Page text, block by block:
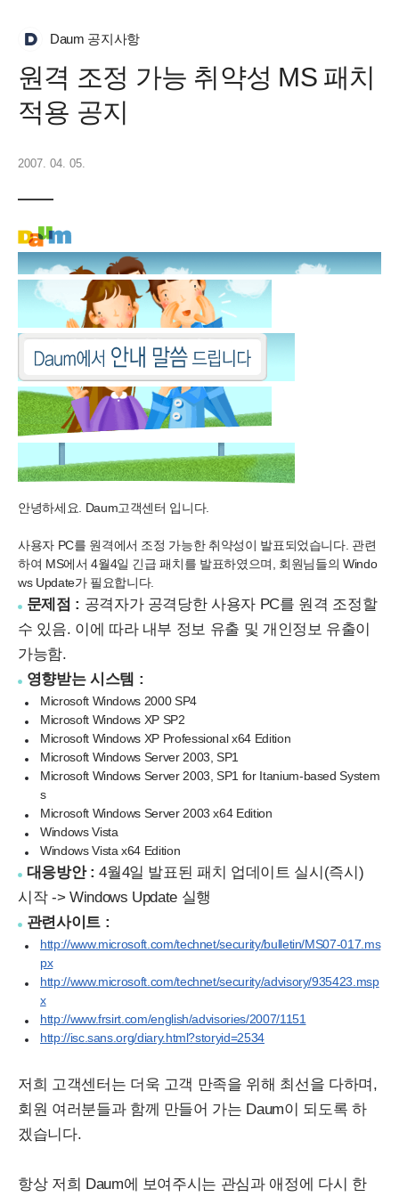
Daum 공지사항
원격 조정 가능 취약성 MS 패치
적용 공지
2007. 04. 05.
안녕하세요. Daum고객센터 입니다.
사용자 PC를 원격에서 조정 가능한 취약성이 발표되었습니다. 관련
하여 MS에서 4월4일 긴급 패치를 발표하였으며, 회원님들의 Windo
ws Update가 필요합니다.
문제점 : 공격자가 공격당한 사용자 PC를 원격 조정할
수 있음. 이에 따라 내부 정보 유출 및 개인정보 유출이
가능함.
영향받는 시스템 :
Microsoft Windows 2000 SP4
Microsoft Windows XP SP2
Microsoft Windows XP Professional x64 Edition
Microsoft Windows Server 2003, SP1
Microsoft Windows Server 2003, SP1 for Itanium-based System
s
Microsoft Windows Server 2003 x64 Edition
Windows Vista
Windows Vista x64 Edition
대응방안 : 4월4일 발표된 패치 업데이트 실시(즉시)
시작 -> Windows Update 실행
관련사이트 :
http://www.microsoft.com/technet/security/bulletin/MS07-017.ms
px
http://www.microsoft.com/technet/security/advisory/935423.msp
x
http://www.frsirt.com/english/advisories/2007/1151
http://isc.sans.org/diary.html?storyid=2534
저희 고객센터는 더욱 고객 만족을 위해 최선을 다하며,
회원 여러분들과 함께 만들어 가는 Daum이 되도록 하
겠습니다.
항상 저희 Daum에 보여주시는 관심과 애정에 다시 한